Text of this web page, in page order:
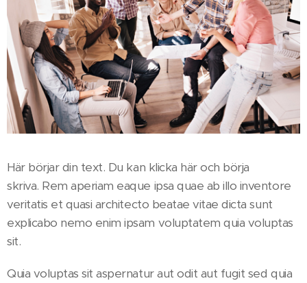
Här börjar din text. Du kan klicka här och börja
skriva. Rem aperiam eaque ipsa quae ab illo inventore
veritatis et quasi architecto beatae vitae dicta sunt
explicabo nemo enim ipsam voluptatem quia voluptas
sit.
Quia voluptas sit aspernatur aut odit aut fugit sed quia